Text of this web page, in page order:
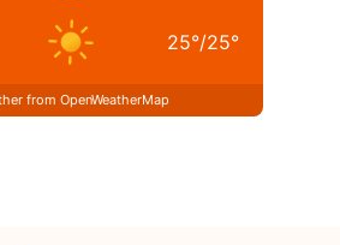
25°/25°
from OpenWeatherMap